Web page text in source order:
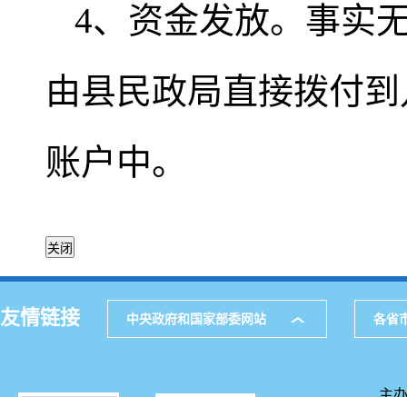
4、资金发放。事实
由县民政局直接拨付
账户中。
友情链接 中央政府和国家部委网站 各省